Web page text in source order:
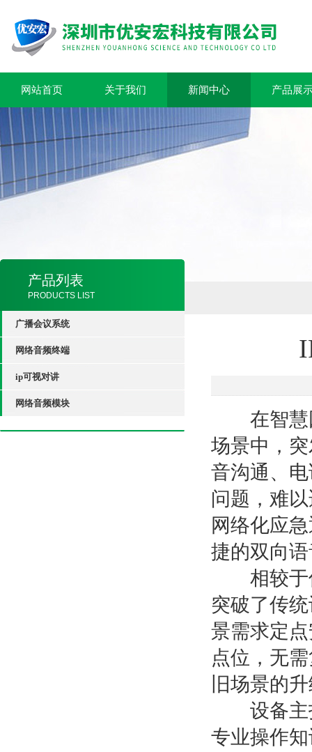
网站首页 关于我们 新闻中心 产品展
产品列表
PRODUCTS LIST
广播会议系统
网络音频终端
ip可视对讲
网络音频模块
在智慧园
场景中，
音沟通、
问题，难
网络化应
捷的双向
相较于传
突破了传
景需求定
点位，无
旧场景的
设备主打
专业操作